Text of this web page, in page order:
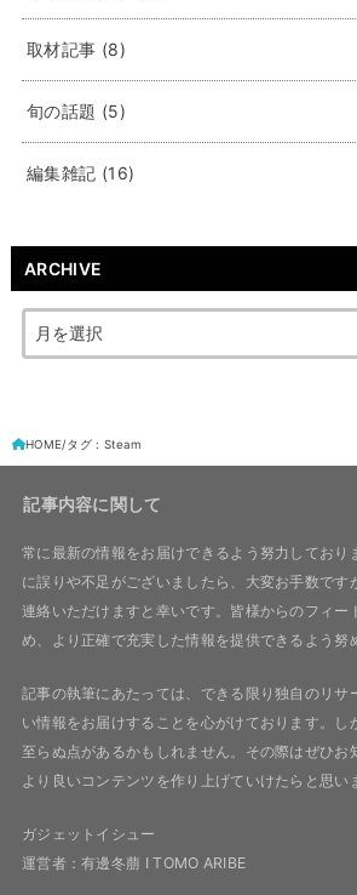
取材記事 (8)
旬の話題 (5)
編集雑記 (16)
ARCHIVE
HOME タグ : Steam
記事内容に関して
常に最新の情報をお届けできるよう努力しており
に誤りや不足がございましたら、大変お手数です
連絡いただけますと幸いです。皆様からのフィー
め、より正確で充実した情報を提供できるよう努
記事の執筆にあたっては、できる限り独自のリサ
い情報をお届けすることを心がけております。し
至らぬ点があるかもしれません。その際はぜひお
より良いコンテンツを作り上げていけたらと思い
ガジェットイシュー
運営者：有邊冬萠 I TOMO ARIBE